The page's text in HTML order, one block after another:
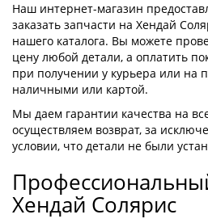
Наш интернет-магазин
заказать запчасти на Хендай
нашего каталога. Вы можете
цену любой детали, а оплатить
при получении у курьера или на
наличными или картой.
Мы даем гарантии качества на
осуществляем возврат, за
условии, что детали не были
Хендай Солярис